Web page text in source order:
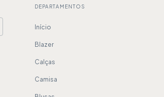
DEPARTAMENTOS
Início
Blazer
Calças
Camisa